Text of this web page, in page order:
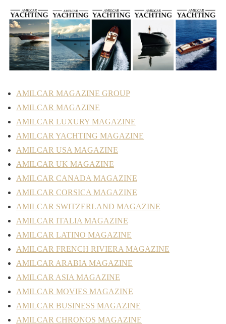
AMILCAR MAGAZINE GROUP
AMILCAR MAGAZINE
AMILCAR LUXURY MAGAZINE
AMILCAR YACHTING MAGAZINE
AMILCAR USA MAGAZINE
AMILCAR UK MAGAZINE
AMILCAR CANADA MAGAZINE
AMILCAR CORSICA MAGAZINE
AMILCAR SWITZERLAND MAGAZINE
AMILCAR ITALIA MAGAZINE
AMILCAR LATINO MAGAZINE
AMILCAR FRENCH RIVIERA MAGAZINE
AMILCAR ARABIA MAGAZINE
AMILCAR ASIA MAGAZINE
AMILCAR MOVIES MAGAZINE
AMILCAR BUSINESS MAGAZINE
AMILCAR CHRONOS MAGAZINE